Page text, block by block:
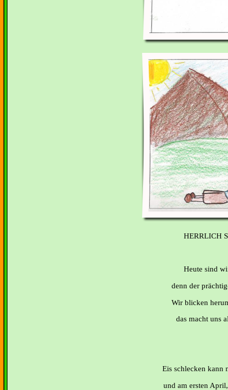
HERRLICH
Heute sind
denn der
Wir blicken
das macht uns
Eis schlecken kann
und am ersten